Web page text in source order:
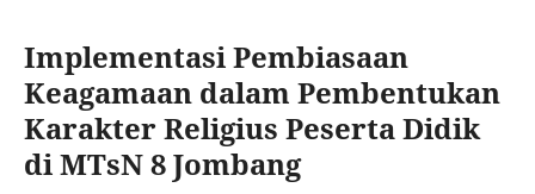
Implementasi Pembiasaan
Keagamaan dalam Pembentukan
Karakter Religius Peserta Didik
di MTsN 8 Jombang